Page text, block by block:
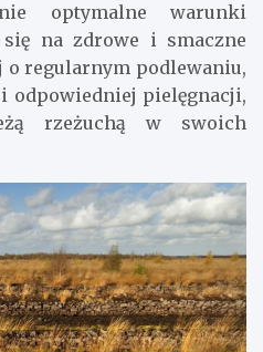
optymalne warunki
na zdrowe i smaczne
o regularnym podlewaniu,
pielęgnacji,
rzeżuchą w swoich